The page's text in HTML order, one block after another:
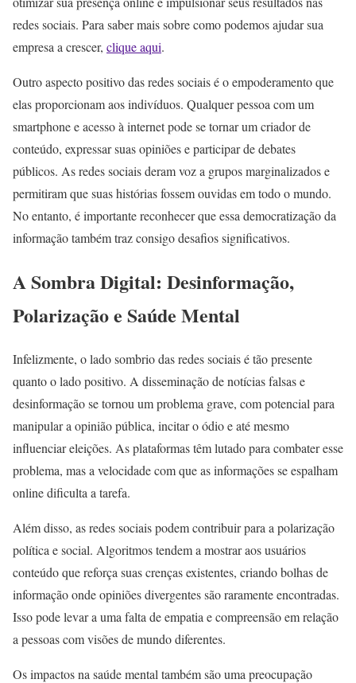
redes sociais. Para saber mais sobre como podemos ajudar sua
empresa a crescer, clique aqui.
Outro aspecto positivo das redes sociais é o empoderamento que
elas proporcionam aos indivíduos. Qualquer pessoa com um
smartphone e acesso à internet pode se tornar um criador de
conteúdo, expressar suas opiniões e participar de debates
públicos. As redes sociais deram voz a grupos marginalizados e
permitiram que suas histórias fossem ouvidas em todo o mundo.
No entanto, é importante reconhecer que essa democratização da
informação também traz consigo desafios significativos.
A Sombra Digital: Desinformação,
Polarização e Saúde Mental
Infelizmente, o lado sombrio das redes sociais é tão presente
quanto o lado positivo. A disseminação de notícias falsas e
desinformação se tornou um problema grave, com potencial para
manipular a opinião pública, incitar o ódio e até mesmo
influenciar eleições. As plataformas têm lutado para combater esse
problema, mas a velocidade com que as informações se espalham
online dificulta a tarefa.
Além disso, as redes sociais podem contribuir para a polarização
política e social. Algoritmos tendem a mostrar aos usuários
conteúdo que reforça suas crenças existentes, criando bolhas de
informação onde opiniões divergentes são raramente encontradas.
Isso pode levar a uma falta de empatia e compreensão em relação
a pessoas com visões de mundo diferentes.
Os impactos na saúde mental também são uma preocupação